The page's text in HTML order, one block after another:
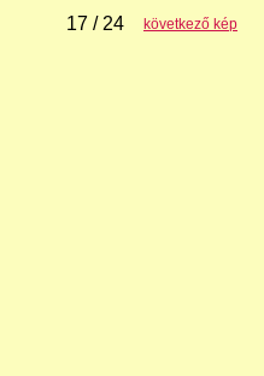
17 / 24 következő kép